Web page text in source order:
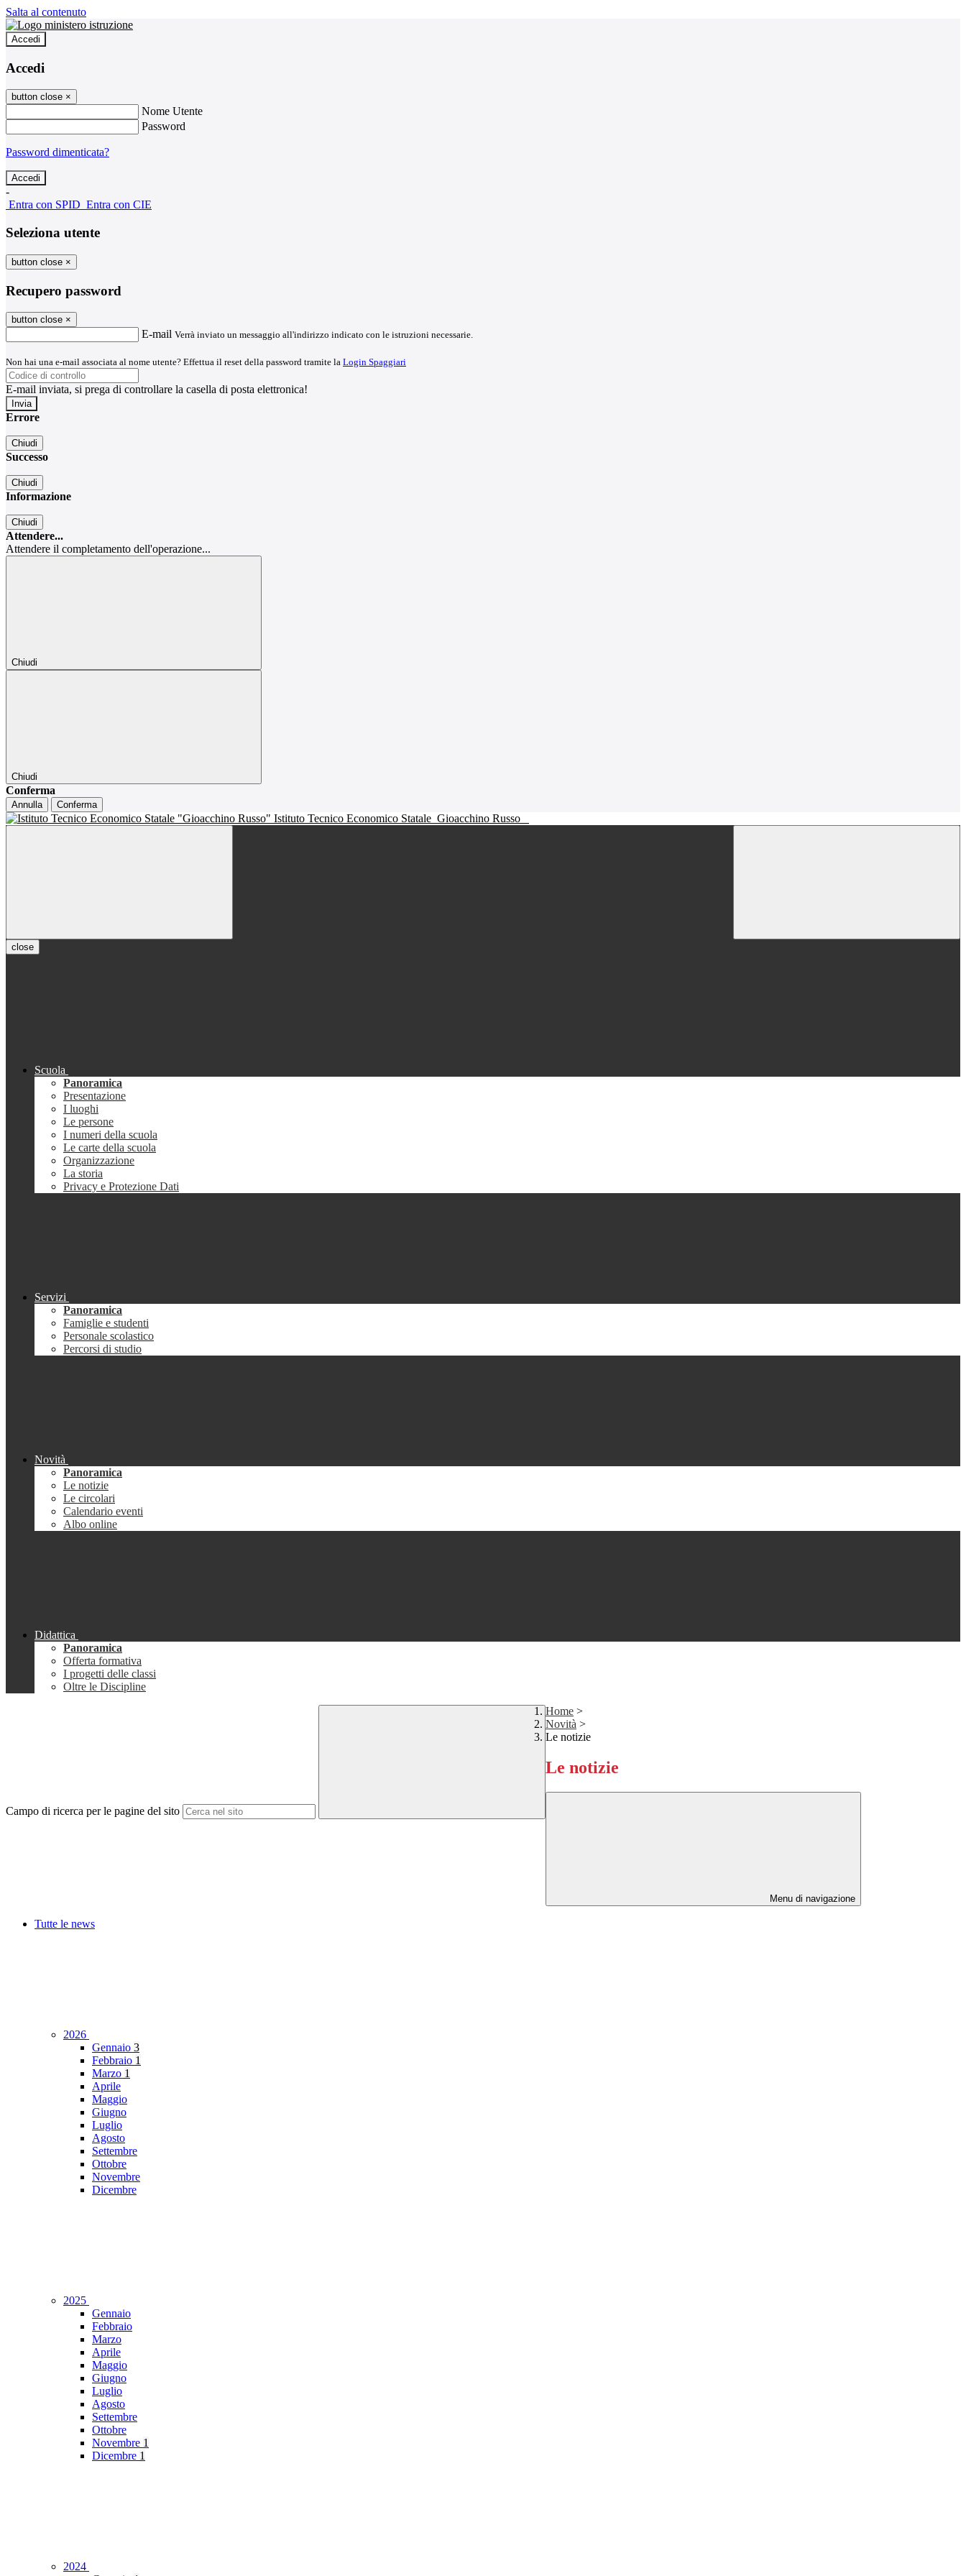
Salta al contenuto
Accedi
Accedi
button close ×
Nome Utente
Password
Password dimenticata?
-
Entra con SPID Entra con CIE
Seleziona utente
button close ×
Recupero password
button close ×
E-mail Verrà inviato un messaggio all'indirizzo indicato con le istruzioni necessarie.
Non hai una e-mail associata al nome utente? Effettua il reset della password tramite la Login Spaggiari
E-mail inviata, si prega di controllare la casella di posta elettronica!
Errore
Chiudi
Successo
Chiudi
Informazione
Chiudi
Attendere...
Attendere il completamento dell'operazione...
Chiudi
Chiudi
Conferma
Annulla Conferma
Istituto Tecnico Economico Statale Gioacchino Russo
close
Scuola
Panoramica
Presentazione
I luoghi
Le persone
I numeri della scuola
Le carte della scuola
Organizzazione
La storia
Privacy e Protezione Dati
Servizi
Panoramica
Famiglie e studenti
Personale scolastico
Percorsi di studio
Novità
Panoramica
Le notizie
Le circolari
Calendario eventi
Albo online
Didattica
Panoramica
Offerta formativa
I progetti delle classi
Oltre le Discipline
Campo di ricerca per le pagine del sito
Home >
Novità >
Le notizie
Le notizie
Menu di navigazione
Tutte le news
2026
Gennaio 3
Febbraio 1
Marzo 1
Aprile
Maggio
Giugno
Luglio
Agosto
Settembre
Ottobre
Novembre
Dicembre
2025
Gennaio
Febbraio
Marzo
Aprile
Maggio
Giugno
Luglio
Agosto
Settembre
Ottobre
Novembre 1
Dicembre 1
2024